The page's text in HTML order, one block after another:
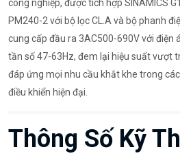
công nghiệp, được tích hợp SINAMICS
PM240-2 với bộ lọc CL.A và bộ phanh
cung cấp đầu ra 3AC500-690V với điện
tần số 47-63Hz, đem lại hiệu suất vượt
đáp ứng mọi nhu cầu khắt khe trong
điều khiển hiện đại.
Thông Số Kỹ